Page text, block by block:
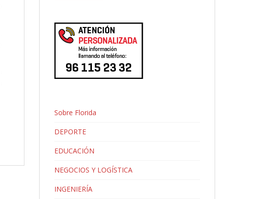
Sobre Florida
DEPORTE
EDUCACIÓN
NEGOCIOS Y LOGÍSTICA
INGENIERÍA